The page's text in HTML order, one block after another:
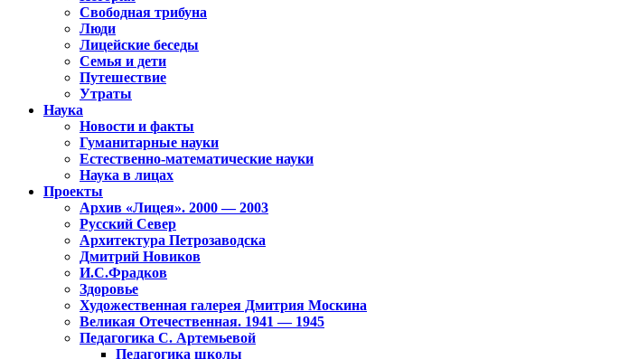
Свободная трибуна
Люди
Лицейские беседы
Семья и дети
Путешествие
Утраты
Наука
Новости и факты
Гуманитарные науки
Естественно-математические науки
Наука в лицах
Проекты
Архив «Лицея». 2000 — 2003
Русский Север
Архитектура Петрозаводска
Дмитрий Новиков
И.С.Фрадков
Здоровье
Художественная галерея Дмитрия Москина
Великая Отечественная. 1941 — 1945
Педагогика С. Артемьевой
Педагогика школы